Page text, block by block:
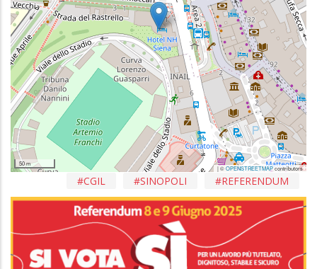
50 m
| ©OPENSTREETMAPcontributors
REFERENDUM
SINOPOLI
CGIL